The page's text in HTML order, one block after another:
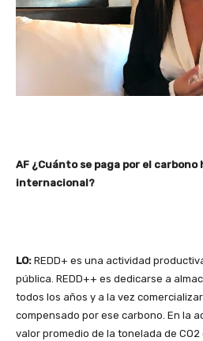
AF ¿Cuánto se paga por el carbono
internacional?
LO: REDD+ es una actividad
pública. REDD++ es dedicarse a
todos los años y a la vez
compensado por ese carbono. En la
valor promedio de la tonelada de